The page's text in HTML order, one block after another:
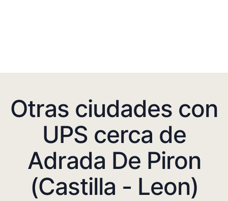
Otras ciudades con
UPS cerca de
Adrada De Piron
(Castilla - Leon)